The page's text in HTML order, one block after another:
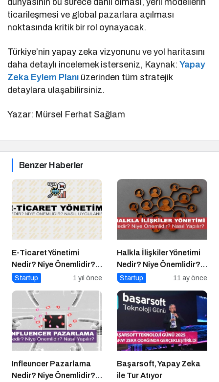
dünyasının bu sürece dahil olması, yerli modellerin
ticarileşmesi ve global pazarlara açılması
noktasında kritik bir rol oynayacak.
Türkiye’nin yapay zeka vizyonunu ve yol haritasını
daha detaylı incelemek isterseniz, Kaynak:Yapay
Zeka Eylem Planı üzerinden tüm stratejik
detaylara ulaşabilirsiniz.
Yazar: Mürsel Ferhat Sağlam
Benzer Haberler
E-Ticaret Yönetimi
Nedir? Niye Önemlidir?
E-Ticaret Yönetimi Nasıl
Startup 1 yıl önce
Halkla İlişkiler Yönetimi
Nedir? Niye Önemlidir?
Halkla İlişkiler Yönetimi
Startup 11 ay önce
Infleuncer Pazarlama
Nedir? Niye Önemlidir?
Başarsoft, Yapay Zeka
ile Tur Atıyor